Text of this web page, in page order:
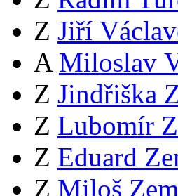
Z Jiří
A Miloslav
Z Jindřiška
Z Lubomír
Z Eduard
Z Miloš